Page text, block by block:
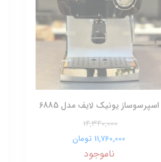
اسپرسوساز یونیک لایف مدل 6885
14,340,000
11,760,000 تومان
ناموجود